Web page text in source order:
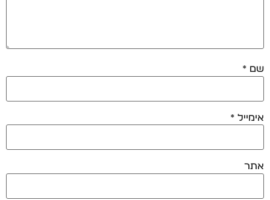
שם *
אימייל *
אתר